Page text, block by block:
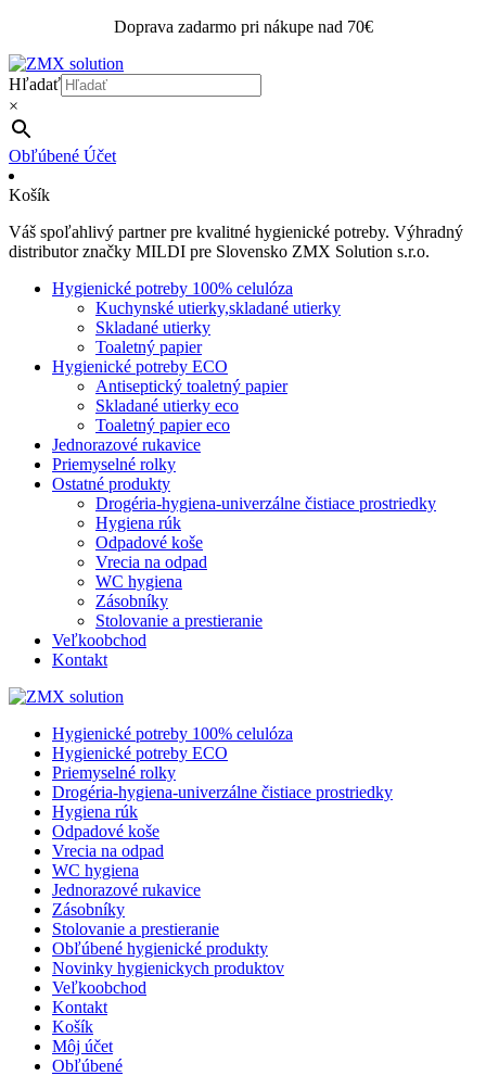
Doprava zadarmo pri nákupe nad 70€
Hľadať
×
Obľúbené Účet
Košík
Váš spoľahlivý partner pre kvalitné hygienické potreby. Výhradný
distributor značky MILDI pre Slovensko ZMX Solution s.r.o.
Hygienické potreby 100% celulóza
Kuchynské utierky,skladané utierky
Skladané utierky
Toaletný papier
Hygienické potreby ECO
Antiseptický toaletný papier
Skladané utierky eco
Toaletný papier eco
Jednorazové rukavice
Priemyselné rolky
Ostatné produkty
Drogéria-hygiena-univerzálne čistiace prostriedky
Hygiena rúk
Odpadové koše
Vrecia na odpad
WC hygiena
Zásobníky
Stolovanie a prestieranie
Veľkoobchod
Kontakt
Hygienické potreby 100% celulóza
Hygienické potreby ECO
Priemyselné rolky
Drogéria-hygiena-univerzálne čistiace prostriedky
Hygiena rúk
Odpadové koše
Vrecia na odpad
WC hygiena
Jednorazové rukavice
Zásobníky
Stolovanie a prestieranie
Obľúbené hygienické produkty
Novinky hygienickych produktov
Veľkoobchod
Kontakt
Košík
Môj účet
Obľúbené